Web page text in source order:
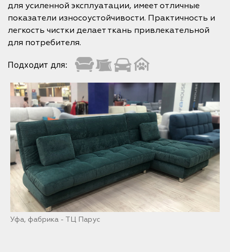
для усиленной эксплуатации, имеет отличные
показатели износоустойчивости. Практичность и
легкость чистки делает ткань привлекательной
для потребителя.
Подходит для:
Уфа, фабрика - ТЦ Парус